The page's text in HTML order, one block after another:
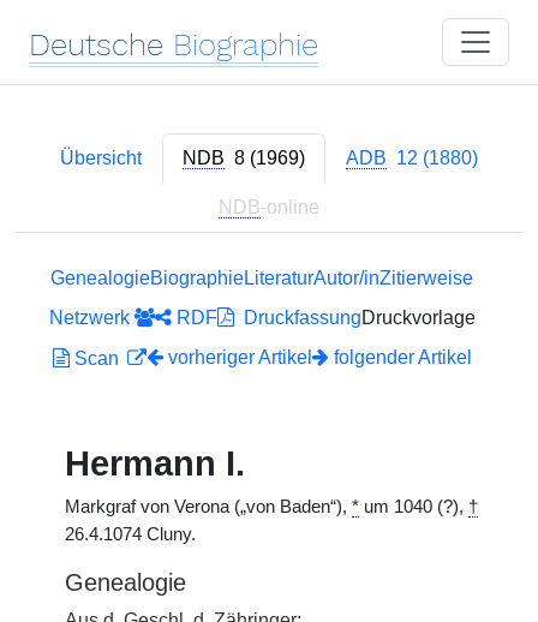
Deutsche Biographie
Übersicht NDB 8 (1969) ADB 12 (1880)
NDB-online
GenealogieBiographieLiteraturAutor/inZitierweise
Netzwerk
RDF DruckfassungDruckvorlage
Scan
vorheriger Artikel folgender Artikel
Hermann I.
Markgraf von Verona („von Baden“), * um 1040 (?), †
26.4.1074 Cluny.
Genealogie